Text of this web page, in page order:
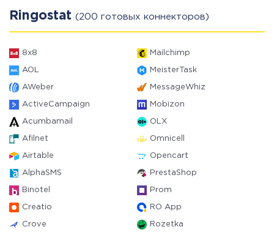
Ringostat (200 готовых коннекторов)
8x8 Mailchimp
AOL MeisterTask
AWeber MessageWhiz
ActiveCampaign Mobizon
Acumbamail OLX
Afilnet Omnicell
Airtable Opencart
AlphaSMS PrestaShop
Binotel Prom
Creatio RO App
Crove Rozetka